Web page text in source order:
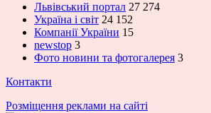
Львівський портал 27 274
Україна і світ 24 152
Компанії України 15
newstop 3
Фото новини та фотогалерея 3
Контакти
Розміщення реклами на сайті